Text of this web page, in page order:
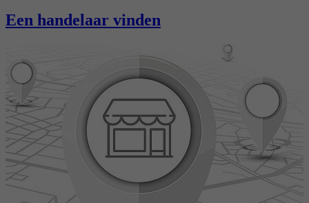
Een handelaar vinden